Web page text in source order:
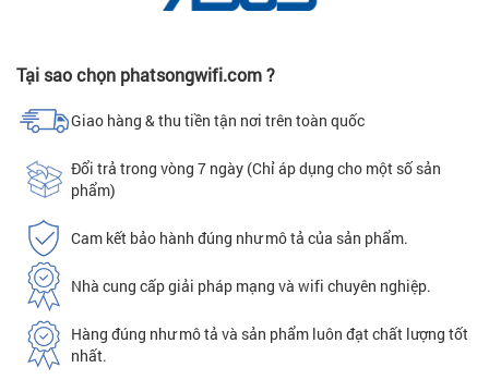
Tại sao chọn phatsongwifi.com ?
Giao hàng & thu tiền tận nơi trên toàn quốc
Đổi trả trong vòng 7 ngày (Chỉ áp dụng cho một số sản
phẩm)
Cam kết bảo hành đúng như mô tả của sản phẩm.
Nhà cung cấp giải pháp mạng và wifi chuyên nghiệp.
Hàng đúng như mô tả và sản phẩm luôn đạt chất lượng tốt
nhất.